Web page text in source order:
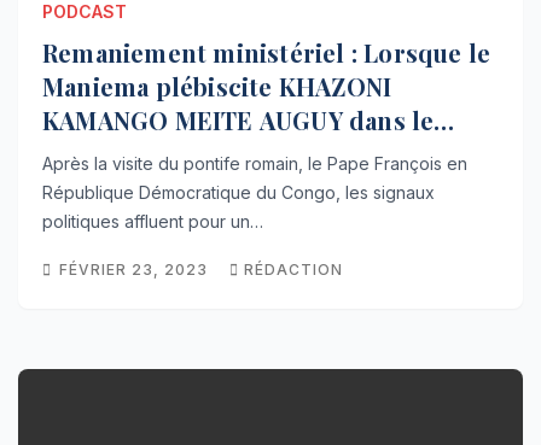
PODCAST
Remaniement ministériel : Lorsque le
Maniema plébiscite KHAZONI
KAMANGO MEITE AUGUY dans le
gouvernement Sama 2 [Tribune de
Henry Ngindu]
Après la visite du pontife romain, le Pape François en
République Démocratique du Congo, les signaux
politiques affluent pour un…
FÉVRIER 23, 2023 RÉDACTION